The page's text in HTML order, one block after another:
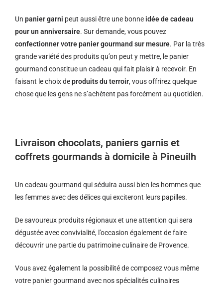
Un panier garni peut aussi être une bonne idée de cadeau
pour un anniversaire. Sur demande, vous pouvez
confectionner votre panier gourmand sur mesure. Par la très
grande variété des produits qu’on peut y mettre, le panier
gourmand constitue un cadeau qui fait plaisir à recevoir. En
faisant le choix deproduits du terroir, vous offrirez quelque
chose que les gens ne s’achètent pas forcément au quotidien.
Livraison chocolats, paniers garnis et
coffrets gourmands à domicile à Pineuilh
Un cadeau gourmand qui séduira aussi bien les hommes que
les femmes avec des délices qui exciteront leurs papilles.
De savoureux produits régionaux et une attention qui sera
dégustée avec convivialité, l’occasion également de faire
découvrir une partie du patrimoine culinaire de Provence.
Vous avez également la possibilité de composez vous même
votre panier gourmand avec nos spécialités culinaires